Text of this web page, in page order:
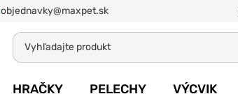
objednavky@maxpet.sk
HRAČKY PELECHY VÝCVIK